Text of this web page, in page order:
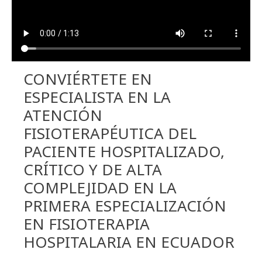
CONVIÉRTETE EN
ESPECIALISTA EN LA
ATENCIÓN
FISIOTERAPÉUTICA DEL
PACIENTE HOSPITALIZADO,
CRÍTICO Y DE ALTA
COMPLEJIDAD EN LA
PRIMERA ESPECIALIZACIÓN
EN FISIOTERAPIA
HOSPITALARIA EN ECUADOR